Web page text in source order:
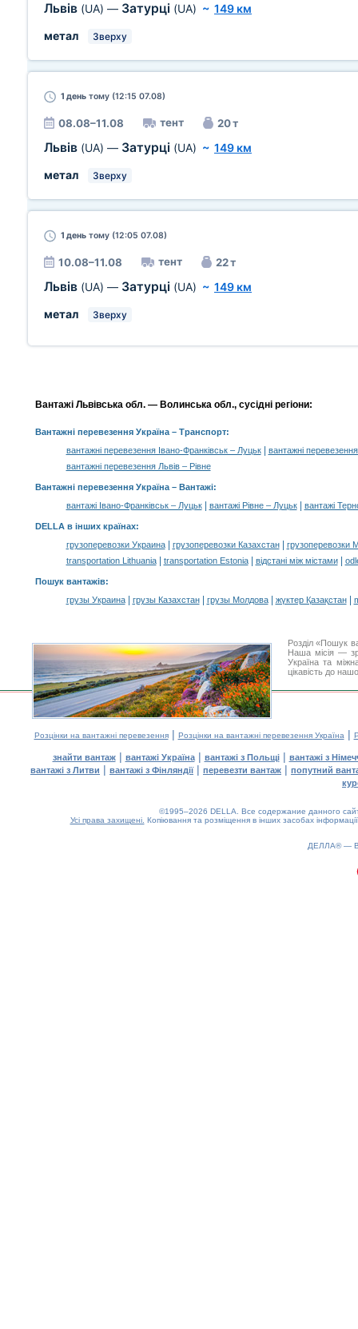
Львів (UA) — Затурці (UA) ~ 149 км
метал
Зверху
1 день тому (12:15 07.08)
08.08–11.08 тент 20 т
Львів (UA) — Затурці (UA) ~ 149 км
метал
Зверху
1 день тому (12:05 07.08)
10.08–11.08 тент 22 т
Львів (UA) — Затурці (UA) ~ 149 км
метал
Зверху
Вантажі Львівська обл. — Волинська обл., сусідні регіони:
Вантажні перевезення Україна– Транспорт:
вантажні перевезення Івано-Франківськ – Луцьк|
вантажні
вантажні перевезення Львів – Рівне
Вантажні перевезення Україна – Вантажі:
вантажі Івано-Франківськ – Луцьк| вантажі Рівне – Луцьк| вантажі
DELLA в інших країнах:
грузоперевозки Украина| грузоперевозки Казахстан|
грузоперевозки
transportation Lithuania| transportation Estonia| відстані між містами|
Пошук вантажів:
грузы Украина| грузы Казахстан| грузы Молдова| жүктер Қазақстан|
Розділ «Пошук
Наша місія —
Україна та
цікавість до
Розцінки на вантажні перевезення| Розцінки на вантажні перевезення Україна |
знайти вантаж| вантажі Україна| вантажі з Польщі| вантажі з
вантажі з Литви | вантажі з Фінляндії| перевезти вантаж | попутний
©1995–2026 DELLA. Все содержание данного
Усі права захищені. Копіювання та розміщення в інших засобах
ДЕЛЛА® —